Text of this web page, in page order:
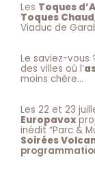
Les Toques
Toques Chaud
Viaduc de
Le saviez-vous
des villes où l’
moins chère…
Les 22 et 23
Europavox
inédit “Parc &
Soirées